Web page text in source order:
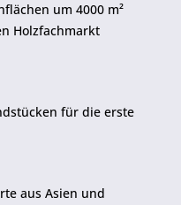
um 4000 m²
Holzfachmarkt
für die erste
aus Asien und